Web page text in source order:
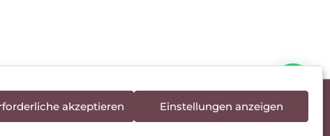
akzeptieren Einstellungen anzeigen
Newsletter